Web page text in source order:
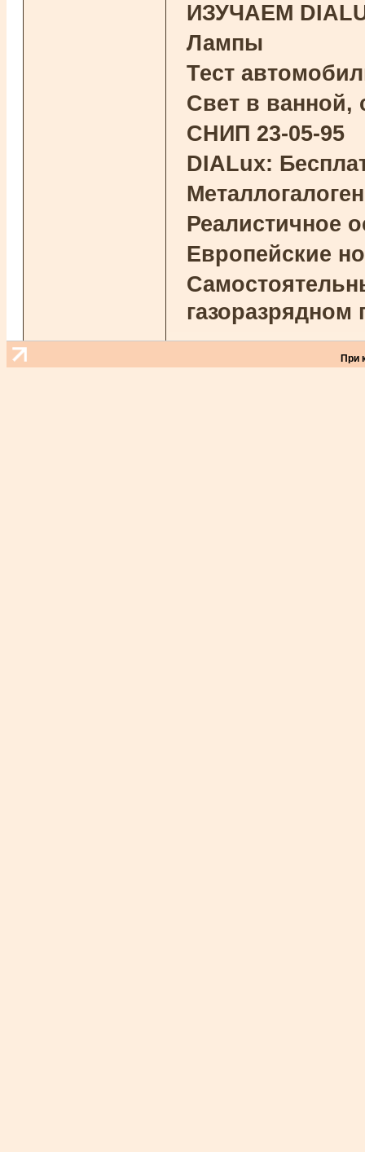
ИЗУЧАЕМ
Лампы
Тест
Свет в ванной,
СНИП 23-05-95
DIALux:
Реалистичное
Европейские
При